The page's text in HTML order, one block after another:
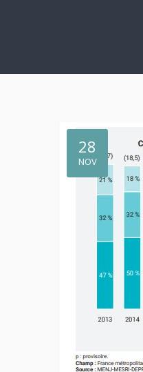
28
NOV